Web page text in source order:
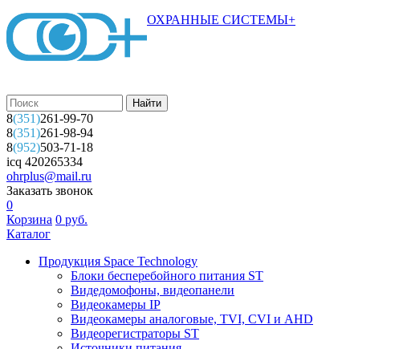
ОХРАННЫЕ СИСТЕМЫ+
8(351)261-99-70
8(351)261-98-94
8(952)503-71-18
icq 420265334
ohrplus@mail.ru
Заказать звонок
0
Корзина 0 руб.
Каталог
Продукция Space Technology
Блоки бесперебойного питания ST
Видедомофоны, видеопанели
Видеокамеры IP
Видеокамеры аналоговые, TVI, CVI и AHD
Видеорегистраторы ST